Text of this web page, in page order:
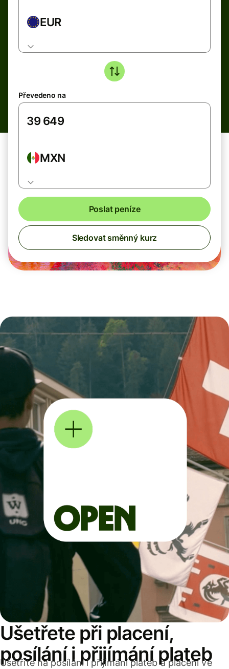
EUR
Převedeno na
MXN
Poslat peníze
Sledovat směnný kurz
Ušetřete při placení,
posílání i přijímání plateb
Ušetříte na posílání i přijímání plateb a placení ve